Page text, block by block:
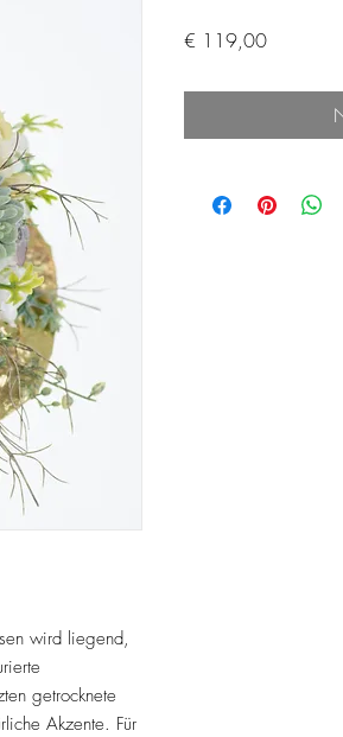
wird liegend,
getrocknete
Akzente. Für
€ 119,00Preis